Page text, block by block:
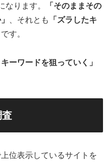
なります。
「そのままその
、それとも
「ズラしたキ
です。
キーワードを狙っていく」
査
位表示しているサイトを